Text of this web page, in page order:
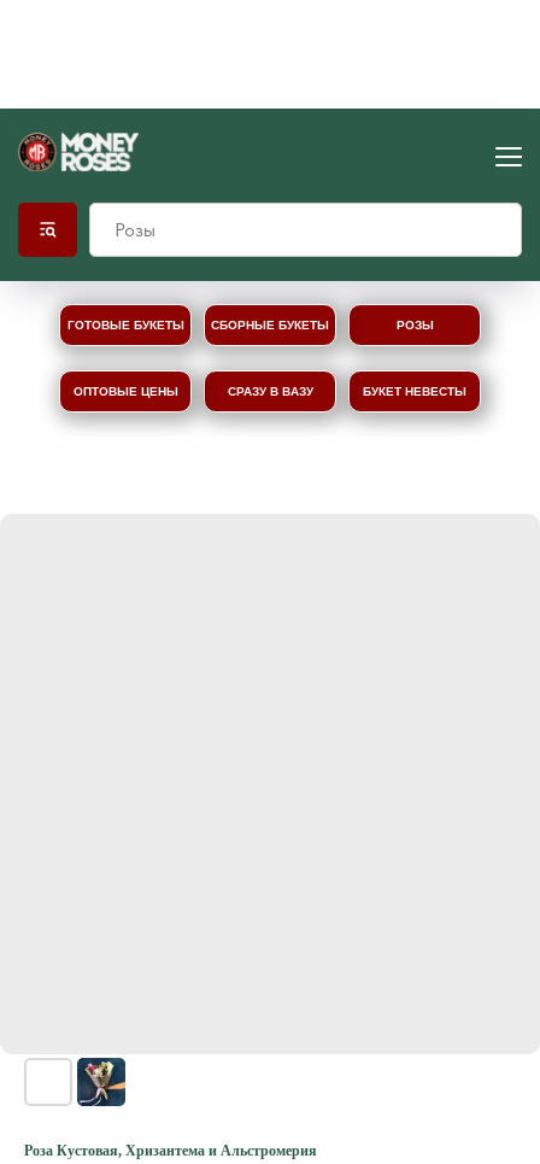
РОЗЫ
БУКЕТ НЕВЕСТЫ
ГОТОВЫЕ БУКЕТЫ СБОРНЫЕ БУКЕТЫ
СРАЗУ В ВАЗУ
ОПТОВЫЕ ЦЕНЫ
Роза Кустовая, Хризантема и Альстромерия